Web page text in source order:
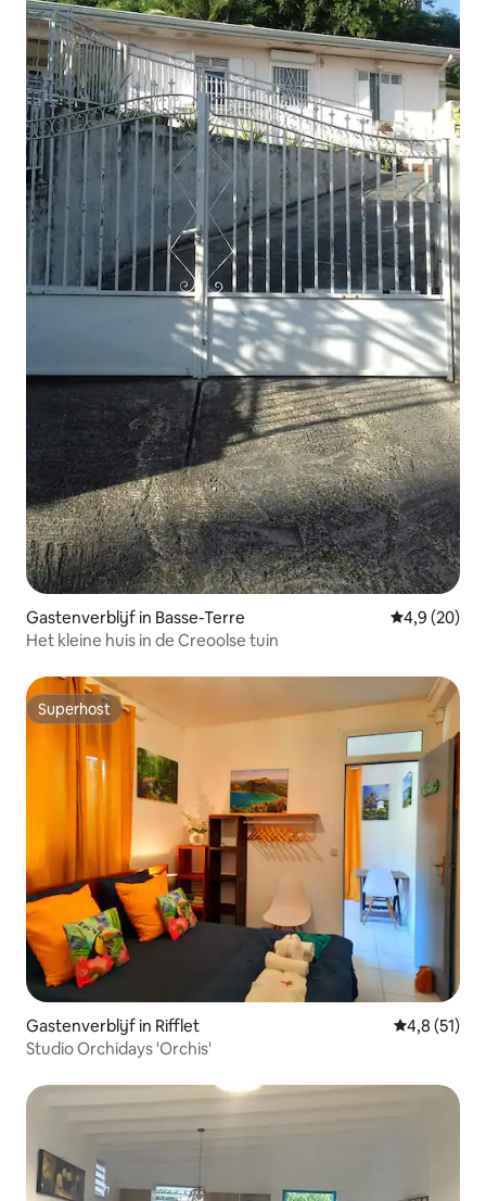
Gastenverblijf in Basse-Terre Gemiddelde
4,9 (20)
Het kleine huis in de Creoolse tuin
Superhost
Superhost
Gastenverblijf in Rifflet
4,8 (51)
Studio Orchidays 'Orchis'